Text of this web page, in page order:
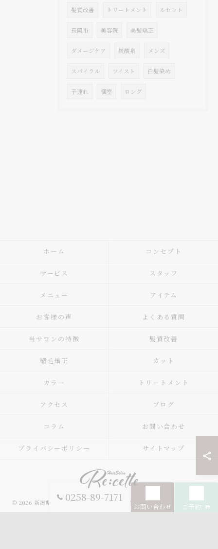
髪質改善 トリートメント ルセット
長岡市 美容院 美髪矯正
ダメージケア 炭酸泉 メンズ
スパイラル ツイスト 白髪染め
子連れ 個室 ロング
0258-89-7171
お問い合わせ ご予約
ホーム コンセプト
サービス スタッフ
メニュー アイテム
お客様の声 よくある質問
当サロンの特徴 髪質改善
縮毛矯正 カット
カラー トリートメント
アクセス ブログ
コラム お問い合わせ
プライバシーポリシー サイトマップ
© 2026 新潟県長岡市の美容院ならRe:cette ALL RIGHTS RESERVED.